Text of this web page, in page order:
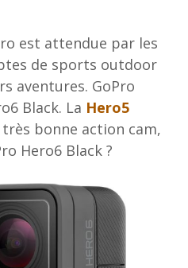
est attendue par les
de sports outdoor
aventures. GoPro
Black. La Hero5
bonne action cam,
Hero6 Black ?